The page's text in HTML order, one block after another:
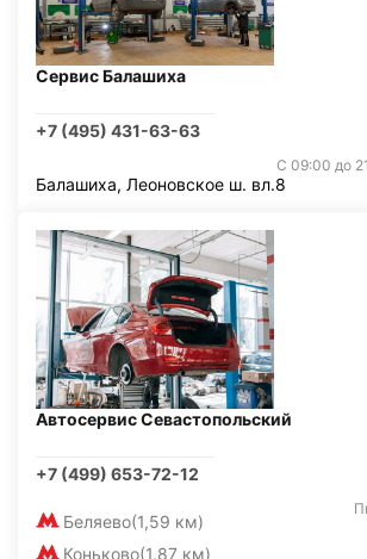
Сервис Балашиха
+7 (495) 431-63-63
С 09:00 до
Балашиха, Леоновское ш. вл.8
Автосервис Севастопольский
+7 (499) 653-72-12
Беляево(1,59 км)
Коньково(1,87 км)